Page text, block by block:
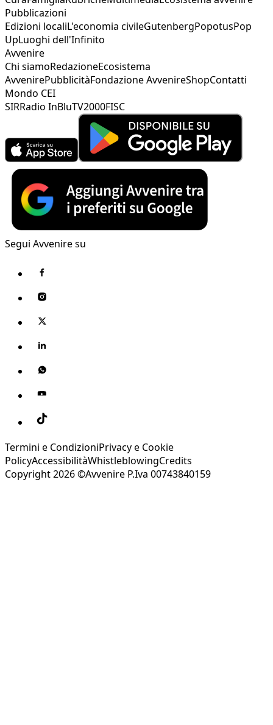
Pubblicazioni
Edizioni localiL'economia civileGutenbergPopotusPop
UpLuoghi dell'Infinito
Avvenire
Chi siamoRedazioneEcosistema
AvvenirePubblicitàFondazione AvvenireShopContatti
Mondo CEI
SIRRadio InBluTV2000FISC
Segui Avvenire su
Termini e CondizioniPrivacy e Cookie
PolicyAccessibilitàWhistleblowingCredits
Copyright 2026 ©Avvenire P.Iva 00743840159